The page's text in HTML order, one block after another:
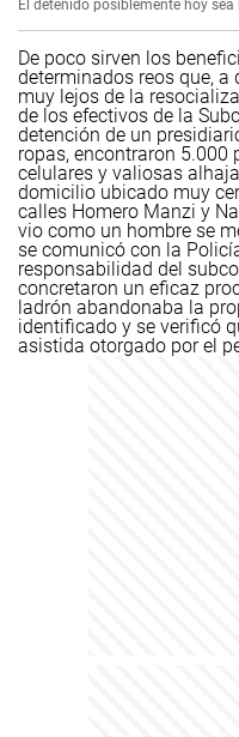
El detenido posiblemente hoy sea
De poco sirven los
determinados reos que, a
muy lejos de la
de los efectivos de la
detención de un
ropas, encontraron 5.000
celulares y valiosas
domicilio ubicado muy
calles Homero Manzi y
vio como un hombre se
se comunicó con la
responsabilidad del
concretaron un eficaz
ladrón abandonaba la
identificado y se verificó
asistida otorgado por el